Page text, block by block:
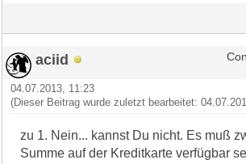
aciid
04.07.2013, 11:23
(Dieser Beitrag wurde zuletzt bearbeitet:
zu 1. Nein... kannst Du nicht. Es muß
Summe auf der Kreditkarte verfügbar